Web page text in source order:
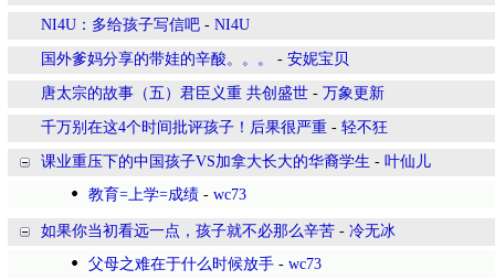
NI4U：多给孩子写信吧 - NI4U
国外爹妈分享的带娃的辛酸。。。 - 安妮宝贝
唐太宗的故事（五）君臣义重 共创盛世 - 万象更新
千万别在这4个时间批评孩子！后果很严重 - 轻不狂
课业重压下的中国孩子VS加拿大长大的华裔学生 - 叶仙儿
教育=上学=成绩 - wc73
如果你当初看远一点，孩子就不必那么辛苦 - 冷无冰
父母之难在于什么时候放手 - wc73